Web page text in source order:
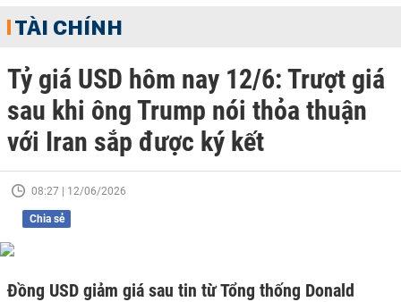
TÀI CHÍNH
Tỷ giá USD hôm nay 12/6: Trượt giá
sau khi ông Trump nói thỏa thuận
với Iran sắp được ký kết
08:27 | 12/06/2026
Chia sẻ
Đồng USD giảm giá sau tin từ Tổng thống Donald